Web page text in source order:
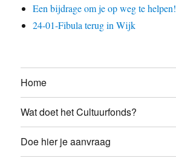
Een bijdrage om je op weg te helpen!
24-01-Fibula terug in Wijk
Home
Wat doet het Cultuurfonds?
Doe hier je aanvraag